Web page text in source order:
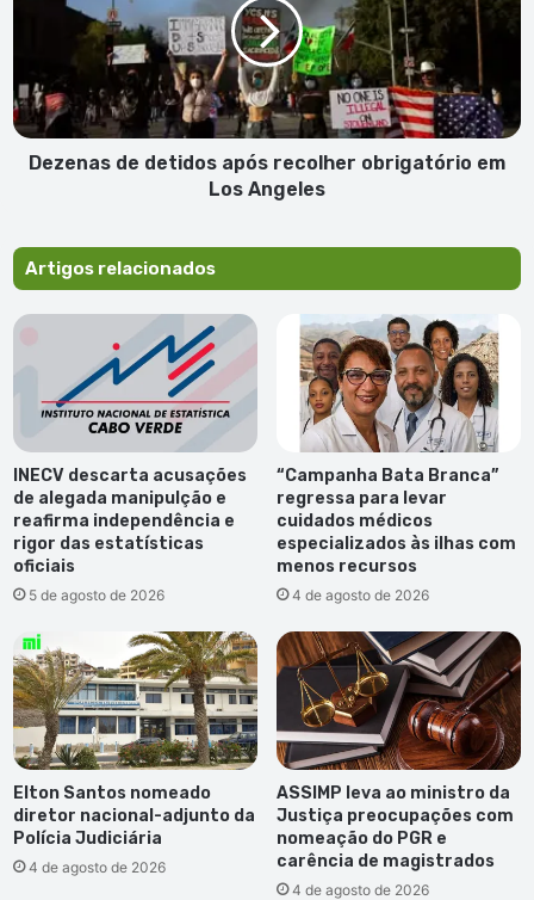
em
Los
Angeles
Dezenas de detidos após recolher obrigatório em
Los Angeles
Artigos relacionados
INECV descarta acusações
de alegada manipulção e
reafirma independência e
rigor das estatísticas
oficiais
5 de agosto de 2026
“Campanha Bata Branca”
regressa para levar
cuidados médicos
especializados às ilhas com
menos recursos
4 de agosto de 2026
Elton Santos nomeado
diretor nacional-adjunto da
Polícia Judiciária
4 de agosto de 2026
ASSIMP leva ao ministro da
Justiça preocupações com
nomeação do PGR e
carência de magistrados
4 de agosto de 2026